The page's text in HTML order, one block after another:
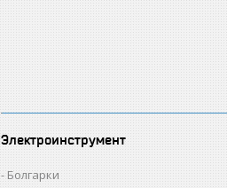
Электроинструмент
Болгарки